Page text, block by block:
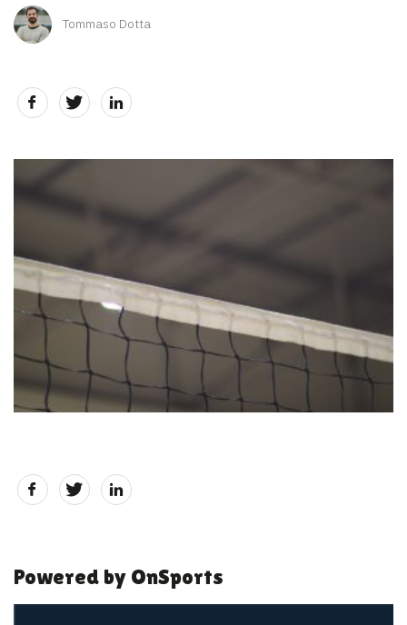
Tommaso Dotta
Powered by OnSports